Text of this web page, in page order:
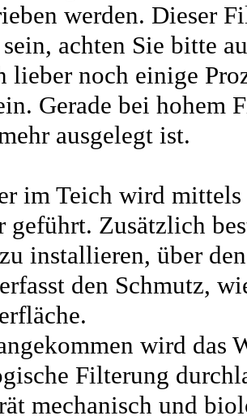
werden. Dieser
achten Sie bitte
lieber noch einige
Gerade bei hohem
ausgelegt ist.
im Teich wird
geführt. Zusätzlich
installieren, über
den Schmutz,
wird das
Filterung
mechanisch und